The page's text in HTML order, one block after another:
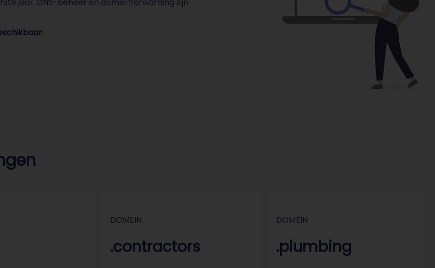
DOMEIN
.contractors
DOMEIN
.plumbing